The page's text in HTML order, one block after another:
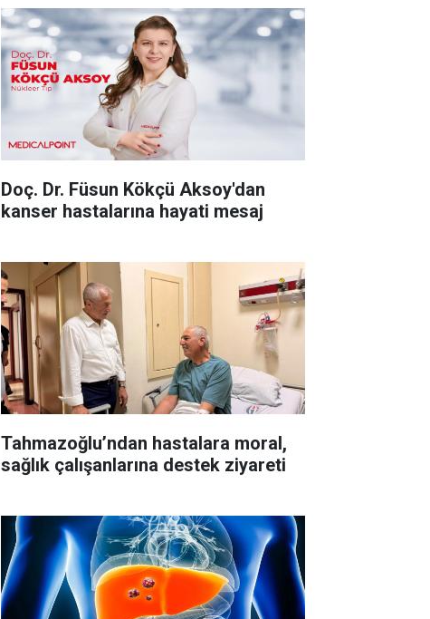
Doç. Dr. Füsun Kökçü Aksoy'dan
kanser hastalarına hayati mesaj
Tahmazoğlu’ndan hastalara moral,
sağlık çalışanlarına destek ziyareti